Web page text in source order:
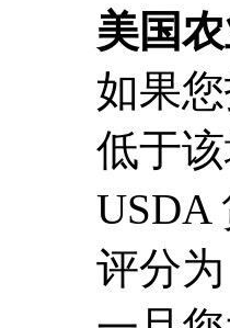
美国
如果
低于
USDA
评分